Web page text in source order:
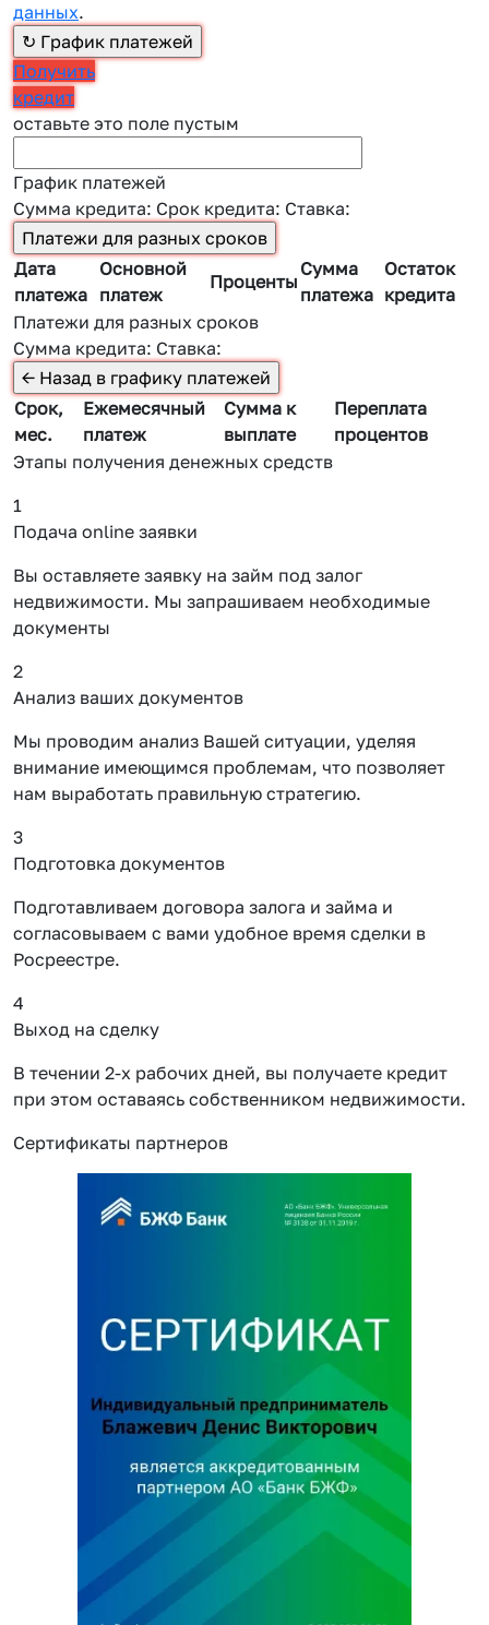
данных.
Получить
кредит
оставьте это поле пустым
График платежей
Сумма кредита: Срок кредита: Ставка:
Дата
платежа
Основной
платеж
Проценты
Сумма
платежа
Остаток
кредита
Платежи для разных сроков
Сумма кредита: Ставка:
Срок,
мес.
Ежемесячный
платеж
Сумма к
выплате
Переплата
процентов
Этапы получения денежных средств
1
Подача online заявки
Вы оставляете заявку на займ под залог
недвижимости. Мы запрашиваем необходимые
документы
2
Анализ ваших документов
Мы проводим анализ Вашей ситуации, уделяя
внимание имеющимся проблемам, что позволяет
нам выработать правильную стратегию.
3
Подготовка документов
Подготавливаем договора залога и займа и
согласовываем с вами удобное время сделки в
Росреестре.
4
Выход на сделку
В течении 2-х рабочих дней, вы получаете кредит
при этом оставаясь собственником недвижимости.
Сертификаты партнеров